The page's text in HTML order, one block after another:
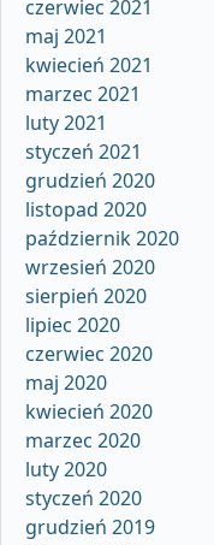
czerwiec 2021
maj 2021
kwiecień 2021
marzec 2021
luty 2021
styczeń 2021
grudzień 2020
listopad 2020
październik 2020
wrzesień 2020
sierpień 2020
lipiec 2020
czerwiec 2020
maj 2020
kwiecień 2020
marzec 2020
luty 2020
styczeń 2020
grudzień 2019